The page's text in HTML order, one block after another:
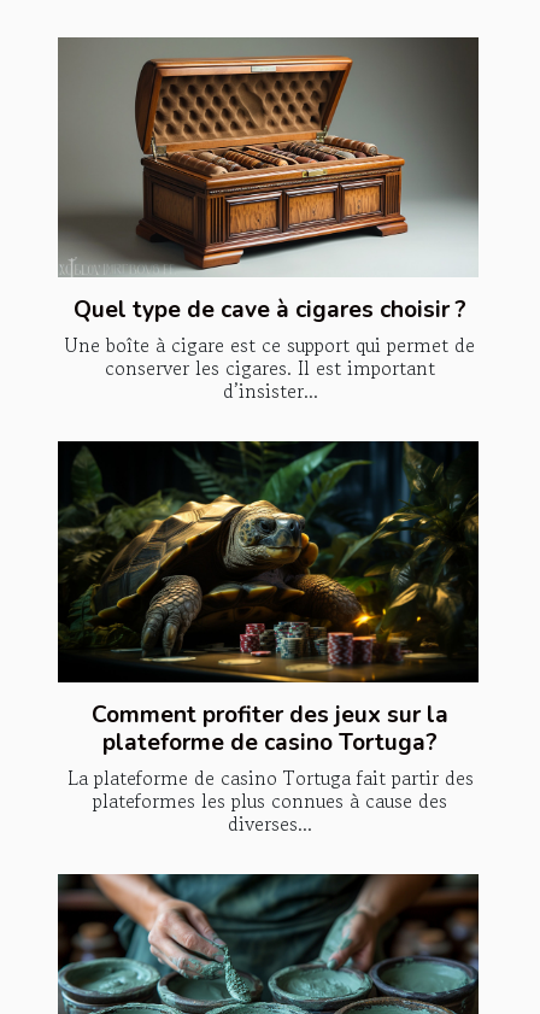
Quel type de cave à cigares choisir ?
Une boîte à cigare est ce support qui permet de
conserver les cigares. Il est important
d’insister...
Comment profiter des jeux sur la
plateforme de casino Tortuga?
La plateforme de casino Tortuga fait partir des
plateformes les plus connues à cause des
diverses...